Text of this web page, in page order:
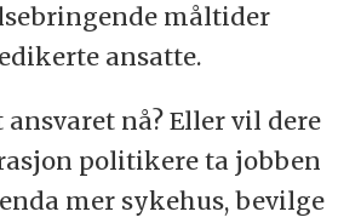
måltider
ansatte.
nå? Eller vil dere
politikere ta jobben
mer sykehus, bevilge